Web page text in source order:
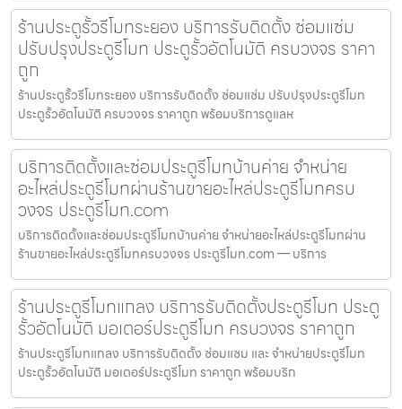
ร้านประตูรั้วรีโมทระยอง บริการรับติดตั้ง ซ่อมแซ่ม
ปรับปรุงประตูรีโมท ประตูรั้วอัตโนมัติ ครบวงจร ราคา
ถูก
ร้านประตูรั้วรีโมทระยอง บริการรับติดตั้ง ซ่อมแซ่ม ปรับปรุงประตูรีโมท
ประตูรั้วอัตโนมัติ ครบวงจร ราคาถูก พร้อมบริการดูแลห
บริการติดตั้งและซ่อมประตูรีโมทบ้านค่าย จำหน่าย
อะไหล่ประตูรีโมทผ่านร้านขายอะไหล่ประตูรีโมทครบ
วงจร ประตูรีโมท.com
บริการติดตั้งและซ่อมประตูรีโมทบ้านค่าย จำหน่ายอะไหล่ประตูรีโมทผ่าน
ร้านขายอะไหล่ประตูรีโมทครบวงจร ประตูรีโมท.com — บริการ
ร้านประตูรีโมทแกลง บริการรับติดตั้งประตูรีโมท ประตู
รั้วอัตโนมัติ มอเตอร์ประตูรีโมท ครบวงจร ราคาถูก
ร้านประตูรีโมทแกลง บริการรับติดตั้ง ซ่อมแซม และ จำหน่ายประตูรีโมท
ประตูรั้วอัตโนมัติ มอเตอร์ประตูรีโมท ราคาถูก พร้อมบริก